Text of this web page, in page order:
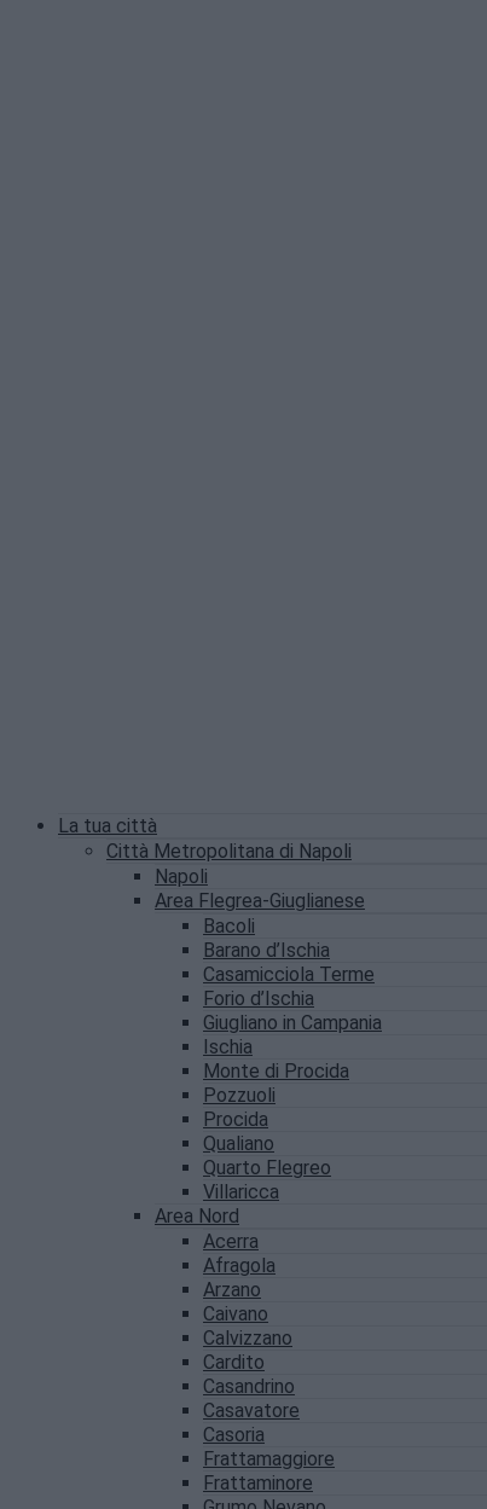
La tua città
Città Metropolitana di Napoli
Napoli
Area Flegrea-Giuglianese
Bacoli
Barano d’Ischia
Casamicciola Terme
Forio d’Ischia
Giugliano in Campania
Ischia
Monte di Procida
Pozzuoli
Procida
Qualiano
Quarto Flegreo
Villaricca
Area Nord
Acerra
Afragola
Arzano
Caivano
Calvizzano
Cardito
Casandrino
Casavatore
Casoria
Frattamaggiore
Frattaminore